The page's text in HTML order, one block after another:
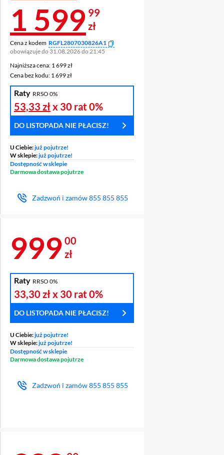
DOSTAWA
Cena 1 599,99
1 599 99
zł
Cena z kodem RGFL2807030826A1
obowiązuje do 31.08.2026 do 21:45
Najniższa cena: 1 699 zł
Najniższa cena: 1 699 zł
Cena bez kodu: 1 699 zł
Cena bez kodu: 1 699 zł
Raty RRSO 0%
53,33 złx 30 rat0%
DO LISTOPADA NIE PŁACISZ!
U Ciebie:już pojutrze!
W sklepie:już pojutrze!
Dostępność w sklepie
Darmowa dostawa pojutrze
Zadzwoń i zamów855 855 855
Cena 999 zł
999 00
zł
Raty RRSO 0%
33,30 złx 30 rat0%
DO LISTOPADA NIE PŁACISZ!
U Ciebie:już pojutrze!
W sklepie:już pojutrze!
Dostępność w sklepie
Darmowa dostawa pojutrze
Zadzwoń i zamów855 855 855